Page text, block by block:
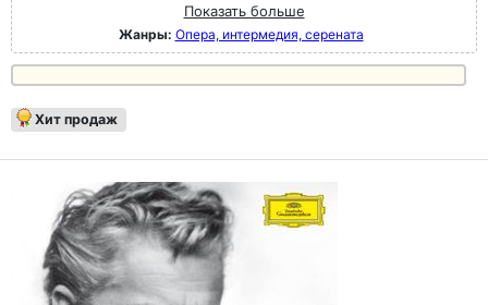
Показать больше
Жанры: Опера, интермедия, серената
Хит продаж